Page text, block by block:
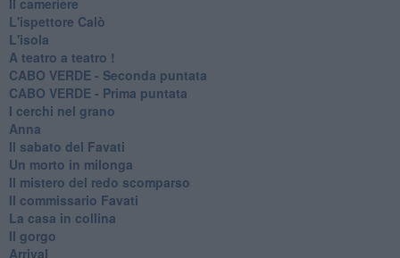
L'ispettore Calò
L'isola
A teatro a teatro !
CABO VERDE - Seconda puntata
CABO VERDE - Prima puntata
I cerchi nel grano
Anna
Il sabato del Favati
Un morto in milonga
Il mistero del redo scomparso
Il commissario Favati
La casa in collina
Il gorgo
Arrival